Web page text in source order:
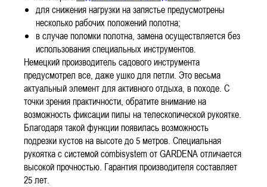
для снижения нагрузки на запястье предусмотрены
несколько рабочих положений полотна;
в случае поломки полотна, замена осуществляется без
использования специальных инструментов.
Немецкий производитель садового инструмента
предусмотрел все, даже ушко для петли. Это весьма
актуальный элемент для активного отдыха, в походе. С
точки зрения практичности, обратите внимание на
возможность фиксации пилы на телескопической рукоятке.
Благодаря такой функции появилась возможность
подрезки кустов на высоте до 5 метров. Специальная
рукоятка с системой combisystem от GARDENA отличается
высокой прочностью. Гарантия производителя составляет
25 лет.